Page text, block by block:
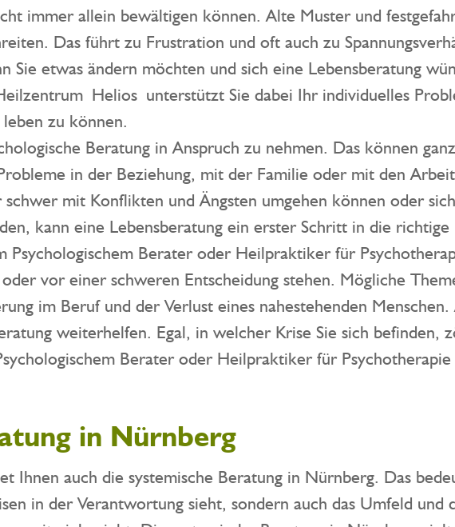
immer allein bewältigen können. Alte Muster und
Das führt zu Frustration und oft auch zu
Sie etwas ändern möchten und sich eine Lebensberatung
Helios unterstützt Sie dabei Ihr individuelles
zu können.
Beratung in Anspruch zu nehmen. Das können
in der Beziehung, mit der Familie oder mit den
schwer mit Konflikten und Ängsten umgehen können oder
kann eine Lebensberatung ein erster Schritt in die richtige
Psychologischem Berater oder Heilpraktiker für
vor einer schweren Entscheidung stehen. Mögliche
im Beruf und der Verlust eines nahestehenden
weiterhelfen. Egal, in welcher Krise Sie sich befinden,
Berater oder Heilpraktiker für
in Nürnberg
auch die systemische Beratung in Nürnberg. Das
in der Verantwortung sieht, sondern auch das Umfeld und